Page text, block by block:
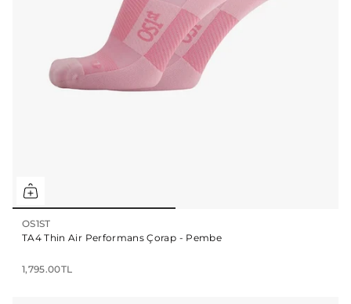
OS1ST
TA4 Thin Air Performans Çorap - Pembe
1,795.00TL